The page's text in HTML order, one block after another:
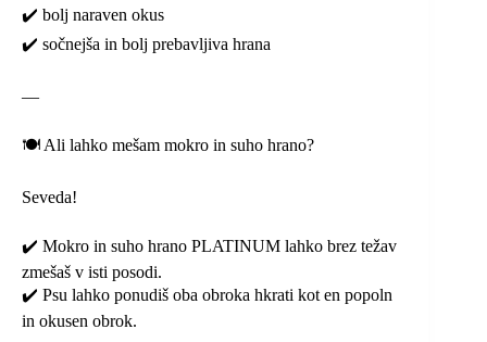
✔️ bolj naraven okus
✔️ sočnejša in bolj prebavljiva hrana
—
🍽️ Ali lahko mešam mokro in suho hrano?
Seveda!
✔️ Mokro in suho hrano PLATINUM lahko brez težav
zmešaš v isti posodi.
✔️ Psu lahko ponudiš oba obroka hkrati kot en popoln
in okusen obrok.